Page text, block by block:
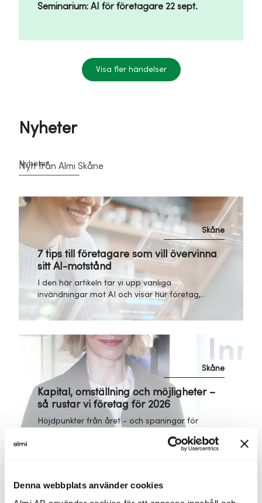
Denna webbplats använder cookies
Seminarium: AI för företagare 22 sept.
Visa fler händelser
Nyheter
Nyheter
Nytt från Almi Skåne
7 tips till företagare som vill övervinna
sitt AI-motstånd
Skåne
I den här artikeln tar vi upp vanliga
invändningar mot AI och visar hur företag,
oavsett storlek och teknisk kompetens, kan
dra nytta av AI för att stärka sin
verksamhet.
Kapital, omställning och möjligheter –
så rustar vi företag för 2026
Skåne
Höjdpunkter från året - och spaningar för
prövningar och möjligheter. I våra möten